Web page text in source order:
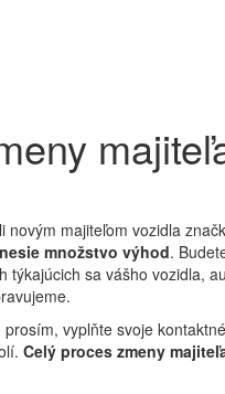
novým majiteľom vozidla
množstvo výhod.
týkajúcich sa vášho vozidla,
vyplňte svoje
Celý proces zmeny